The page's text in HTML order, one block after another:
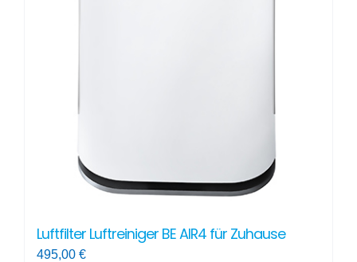
Luftfilter Luftreiniger BE AIR4 für Zuhause
495,00 €